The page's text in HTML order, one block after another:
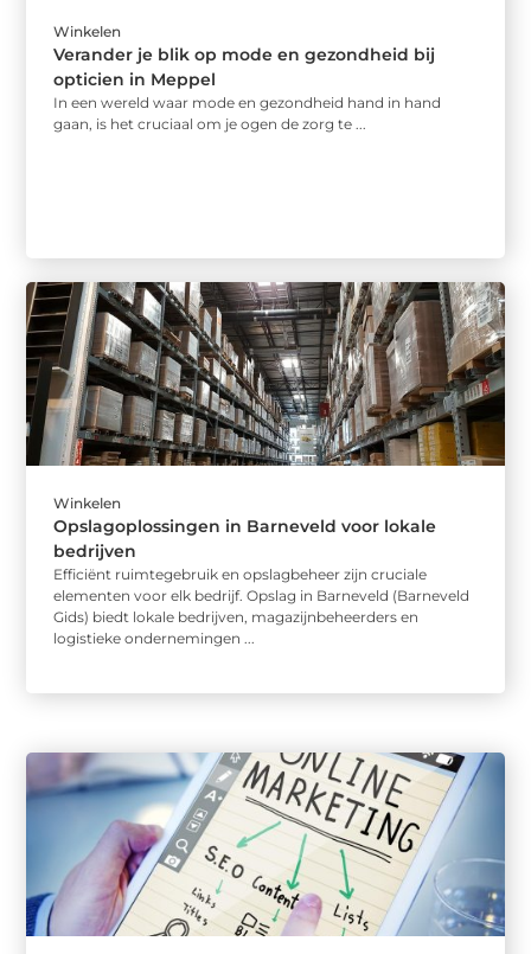
Winkelen
Verander je blik op mode en gezondheid bij
opticien in Meppel
In een wereld waar mode en gezondheid hand in hand
gaan, is het cruciaal om je ogen de zorg te ...
Winkelen
Opslagoplossingen in Barneveld voor lokale
bedrijven
Efficiënt ruimtegebruik en opslagbeheer zijn cruciale
elementen voor elk bedrijf. Opslag in Barneveld (Barneveld
Gids) biedt lokale bedrijven, magazijnbeheerders en
logistieke ondernemingen ...